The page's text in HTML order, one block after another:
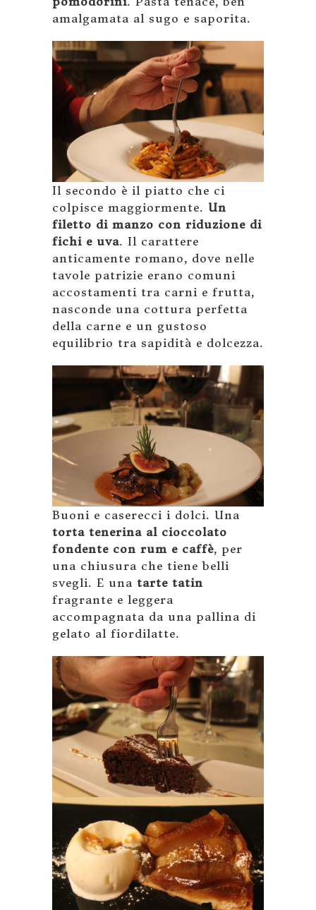
amalgamata al sugo e saporita.
Il secondo è il piatto che ci
colpisce maggiormente. Un
filetto di manzo con riduzione di
fichi e uva. Il carattere
anticamente romano, dove nelle
tavole patrizie erano comuni
accostamenti tra carni e frutta,
nasconde una cottura perfetta
della carne e un gustoso
equilibrio tra sapidità e dolcezza.
Buoni e caserecci i dolci. Una
torta tenerina al cioccolato
fondente con rum e caffè, per
una chiusura che tiene belli
svegli. E una tarte tatin
fragrante e leggera
accompagnata da una pallina di
gelato al fiordilatte.